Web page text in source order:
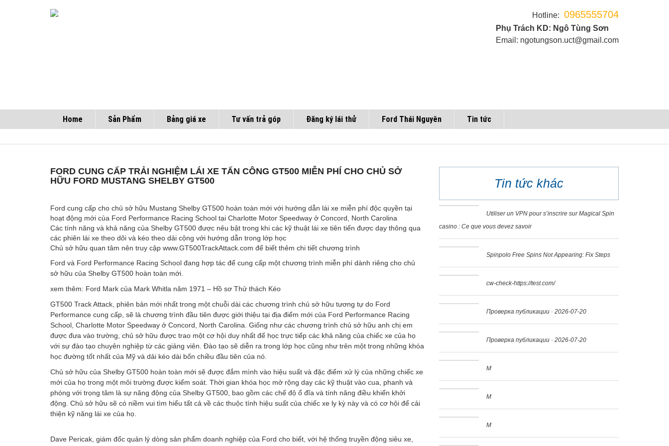
Hotline: 0965555704
Phụ Trách KD: Ngô Tùng Sơn
Email: ngotungson.uct@gmail.com
Home Sản Phẩm Bảng giá xe Tư vấn trả góp Đăng ký lái thử Ford Thái Nguyên Tin tức
FORD CUNG CẤP TRẢI NGHIỆM LÁI XE TẤN CÔNG GT500 MIỄN PHÍ CHO CHỦ SỞ
HỮU FORD MUSTANG SHELBY GT500
Ford cung cấp cho chủ sở hữu Mustang Shelby GT500 hoàn toàn mới với hướng dẫn lái xe miễn phí độc quyền tại
hoạt động mới của Ford Performance Racing School tại Charlotte Motor Speedway ở Concord, North Carolina
Các tính năng và khả năng của Shelby GT500 được nêu bật trong khi các kỹ thuật lái xe tiên tiến được dạy thông qua
các phiên lái xe theo dõi và kéo theo dải cộng với hướng dẫn trong lớp học
Chủ sở hữu quan tâm nên truy cập www.GT500TrackAttack.com để biết thêm chi tiết chương trình
Ford và Ford Performance Racing School đang hợp tác để cung cấp một chương trình miễn phí dành riêng cho chủ
sở hữu của Shelby GT500 hoàn toàn mới.
xem thêm: Ford Mark của Mark Whitla năm 1971 – Hồ sơ Thử thách Kéo
GT500 Track Attack, phiên bản mới nhất trong một chuỗi dài các chương trình chủ sở hữu tương tự do Ford
Performance cung cấp, sẽ là chương trình đầu tiên được giới thiệu tại địa điểm mới của Ford Performance Racing
School, Charlotte Motor Speedway ở Concord, North Carolina. Giống như các chương trình chủ sở hữu anh chị em
được đưa vào trường, chủ sở hữu được trao một cơ hội duy nhất để học trực tiếp các khả năng của chiếc xe của họ
với sự đào tạo chuyên nghiệp từ các giảng viên. Đào tạo sẽ diễn ra trong lớp học cũng như trên một trong những khóa
học đường tốt nhất của Mỹ và dải kéo dài bốn chiều đầu tiên của nó.
Chủ sở hữu của Shelby GT500 hoàn toàn mới sẽ được đắm mình vào hiệu suất và đặc điểm xử lý của những chiếc xe
mới của họ trong một môi trường được kiểm soát. Thời gian khóa học mở rộng dạy các kỹ thuật vào cua, phanh và
phóng với trọng tâm là sự năng động của Shelby GT500, bao gồm các chế độ ổ đĩa và tính năng điều khiển khởi
động. Chủ sở hữu sẽ có niềm vui tìm hiểu tất cả về các thuộc tính hiệu suất của chiếc xe ly kỳ này và có cơ hội để cải
thiện kỹ năng lái xe của họ.
Dave Pericak, giám đốc quản lý dòng sản phẩm doanh nghiệp của Ford cho biết, với hệ thống truyền động siêu xe,
Tin tức khác
Utiliser un VPN pour s’inscrire sur Magical Spin
casino : Ce que vous devez savoir
Spinpolo Free Spins Not Appearing: Fix Steps
cw-check-https://test.com/
Проверка публикации · 2026-07-20
Проверка публикации · 2026-07-20
M
M
M